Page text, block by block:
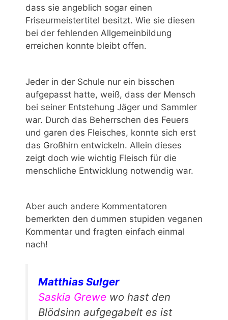
dass sie angeblich sogar einen
Friseurmeistertitel besitzt. Wie sie diesen
bei der fehlenden Allgemeinbildung
erreichen konnte bleibt offen.
Jeder in der Schule nur ein bisschen
aufgepasst hatte, weiß, dass der Mensch
bei seiner Entstehung Jäger und Sammler
war. Durch das Beherrschen des Feuers
und garen des Fleisches, konnte sich erst
das Großhirn entwickeln. Allein dieses
zeigt doch wie wichtig Fleisch für die
menschliche Entwicklung notwendig war.
Aber auch andere Kommentatoren
bemerkten den dummen stupiden veganen
Kommentar und fragten einfach einmal
nach!
Matthias Sulger
Saskia Grewe wo hast den
Blödsinn aufgegabelt es ist